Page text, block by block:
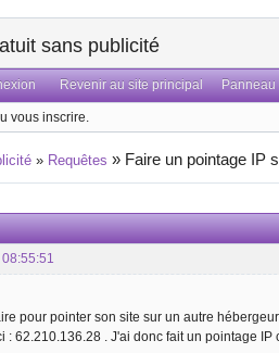
sans publicité
Revenir au site principal
vous inscrire.
» Requêtes » Faire un pointage IP
pour pointer son site sur un autre
: 62.210.136.28 . J'ai donc fait un pointage IP